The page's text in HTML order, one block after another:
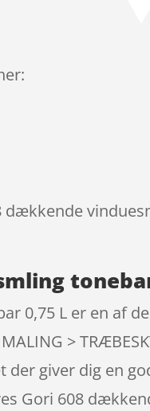
0,75 L er en af
>
giver dig en
Gori 608